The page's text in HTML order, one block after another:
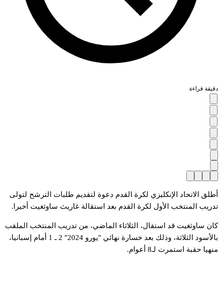
دقيقة قراءة
أطلق الاتحاد الإنكليزي لكرة القدم دعوة لتقديم طلبات الترشح لتولى
تدريب المنتخب الأول لكرة القدم بعد استقالة غاريث ساوثغيت أخيرا.
كان ساوثغيت قد استقال، الثلاثاء الماضي، من تدريب المنتخب الملقب
بالأسود الثلاثة، وذلك بعد خسارة نهائي "يورو 2024" 2 ـ 1 أمام إسبانيا،
منهيا حقبة استمرت لـ8 أعوام.